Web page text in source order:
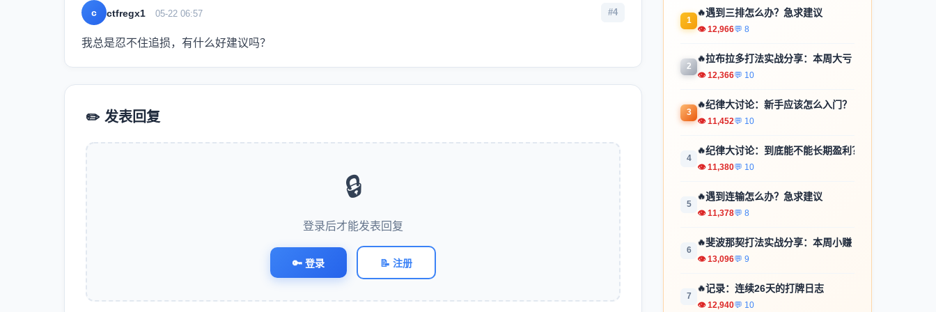
c ctfregx1 05-22 06:57 #4
我总是忍不住追损，有什么好建议吗？
✏️ 发表回复
🔒
登录后才能发表回复
🔑 登录 📝 注册
1
🔥遇到三排怎么办？急求建议
👁 12,966💬 8
2
🔥拉布拉多打法实战分享：本周大亏
👁 12,366💬 10
3
🔥纪律大讨论：新手应该怎么入门？
👁 11,452💬 10
4
🔥纪律大讨论：到底能不能长期盈利？
👁 11,380💬 10
5
🔥遇到连输怎么办？急求建议
👁 11,378💬 8
6
🔥斐波那契打法实战分享：本周小赚
👁 13,096💬 9
7
🔥记录：连续26天的打牌日志
👁 12,940💬 10